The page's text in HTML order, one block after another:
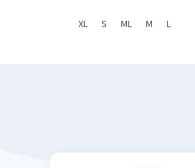
XL S ML M L